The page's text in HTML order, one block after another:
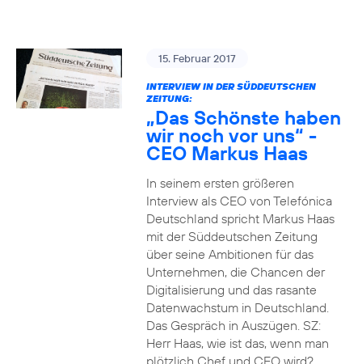
15. Februar 2017
INTERVIEW IN DER SÜDDEUTSCHEN
ZEITUNG:
„Das Schönste haben
wir noch vor uns“ -
CEO Markus Haas
In seinem ersten größeren
Interview als CEO von Telefónica
Deutschland spricht Markus Haas
mit der Süddeutschen Zeitung
über seine Ambitionen für das
Unternehmen, die Chancen der
Digitalisierung und das rasante
Datenwachstum in Deutschland.
Das Gespräch in Auszügen. SZ:
Herr Haas, wie ist das, wenn man
plötzlich Chef und CEO wird?